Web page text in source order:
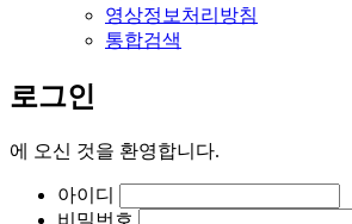
영상정보처리방침
통합검색
로그인
에 오신 것을 환영합니다.
아이디
비밀번호